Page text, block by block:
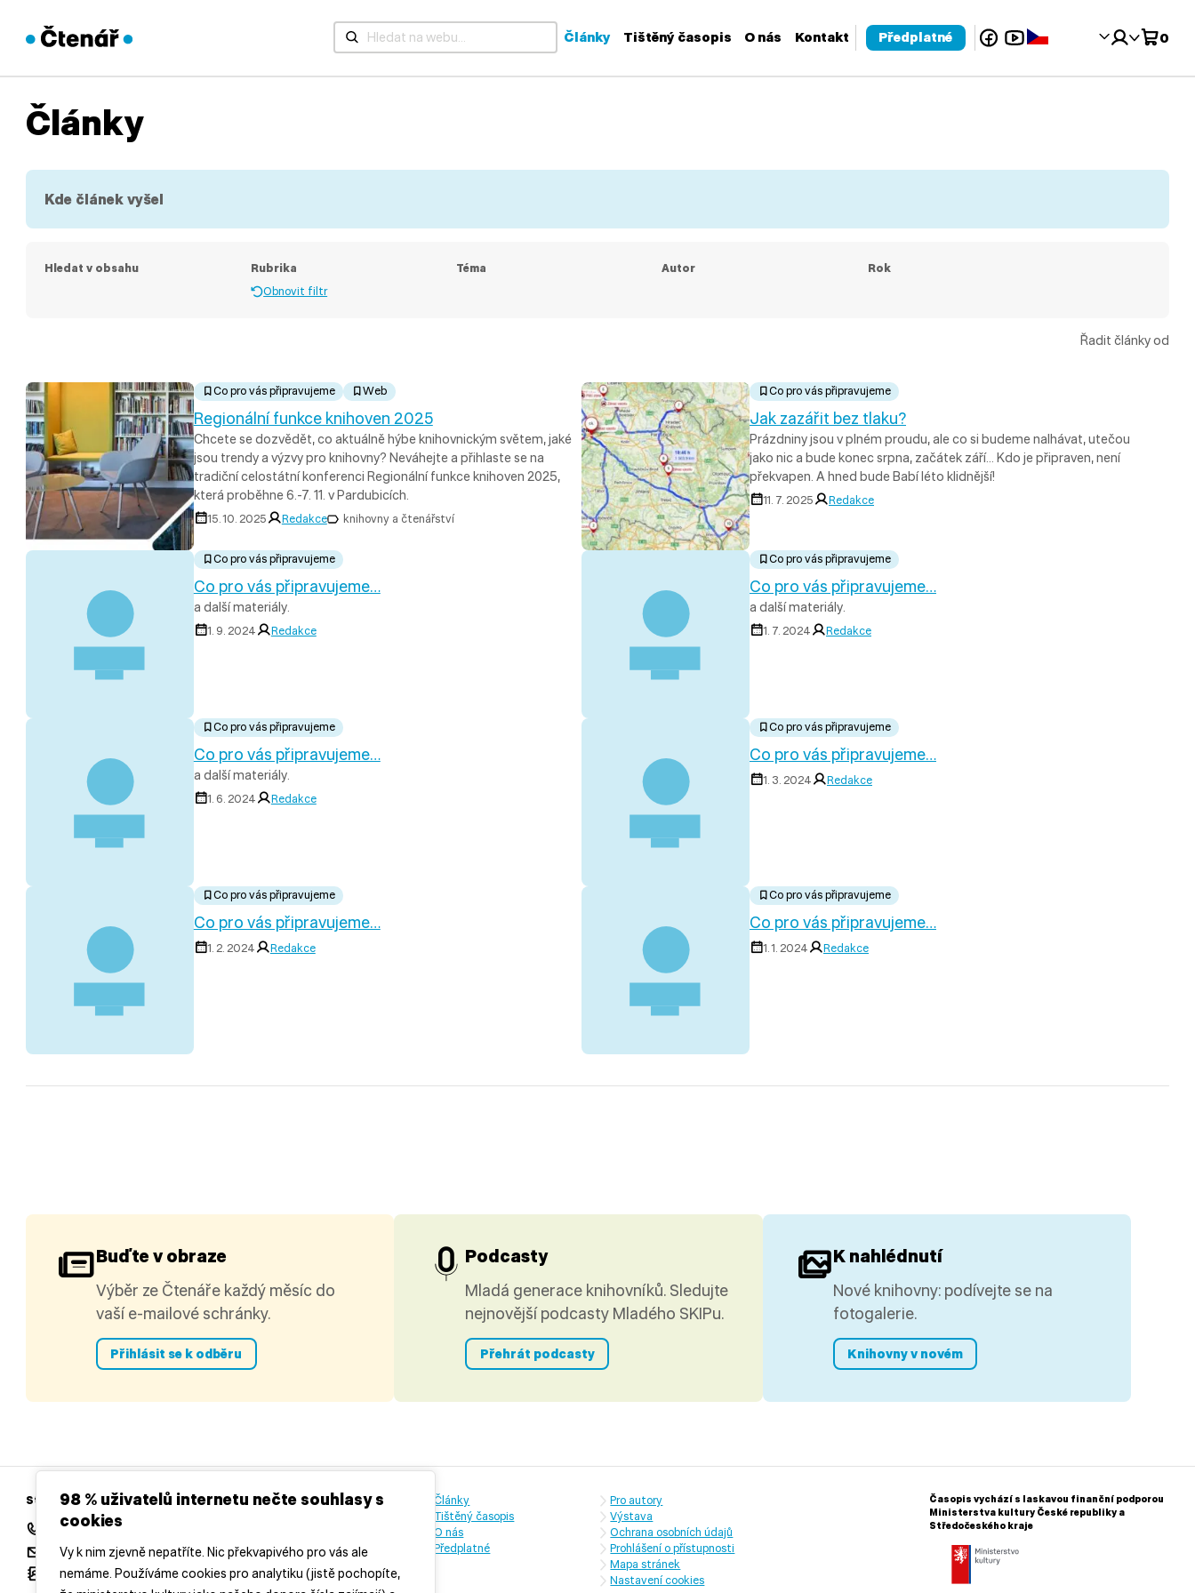
98 % uživatelů internetu nečte souhlasy s
cookies
Vy k nim zjevně nepatříte. Nic překvapivého pro vás ale
nemáme. Používáme cookies pro analytiku (jistě pochopíte,
Články Tištěný časopis O nás Kontakt Předplatné Facebook
YouTube 0
Články
Kde článek vyšel
Hledat v obsahu Rubrika Téma Autor
Rok
Obnovit filtr
Řadit články od
Co pro vás připravujeme Web
Regionální funkce knihoven 2025
Chcete se dozvědět, co aktuálně hýbe knihovnickým světem, jaké
jsou trendy a výzvy pro knihovny? Neváhejte a přihlaste se na
tradiční celostátní konferenci Regionální funkce knihoven 2025,
která proběhne 6.-7. 11. v Pardubicích.
15. 10. 2025 Redakce knihovny a čtenářství
Co pro vás připravujeme
Jak zazářit bez tlaku?
Prázdniny jsou v plném proudu, ale co si budeme nalhávat, utečou
jako nic a bude konec srpna, začátek září… Kdo je připraven, není
překvapen. A hned bude Babí léto klidnější!
11. 7. 2025 Redakce
Co pro vás připravujeme
Co pro vás připravujeme…
a další materiály.
1. 9. 2024 Redakce
Co pro vás připravujeme
Co pro vás připravujeme…
a další materiály.
1. 7. 2024 Redakce
Co pro vás připravujeme
Co pro vás připravujeme…
a další materiály.
1. 6. 2024 Redakce
Co pro vás připravujeme
Co pro vás připravujeme…
1. 3. 2024 Redakce
Co pro vás připravujeme
Co pro vás připravujeme…
1. 2. 2024 Redakce
Co pro vás připravujeme
Co pro vás připravujeme…
1. 1. 2024 Redakce
Buďte v obraze
Výběr ze Čtenáře každý měsíc do
vaší e-mailové schránky.
Přihlásit se k odběru
Podcasty
Mladá generace knihovníků. Sledujte
nejnovější podcasty Mladého SKIPu.
Přehrát podcasty
K nahlédnutí
Nové knihovny: podívejte se na
fotogalerie.
Knihovny v novém
Středočeská vědecká knihovna v Kladně
+420 312 813 154
redakce@casopisctenar.cz
Všechny kontakty
Články
Tištěný časopis
O nás
Předplatné
Pro autory
Výstava
Ochrana osobních údajů
Prohlášení o přístupnosti
Mapa stránek
Nastavení cookies
Časopis vychází s laskavou finanční podporou
Ministerstva kultury České republiky a
Středočeského kraje